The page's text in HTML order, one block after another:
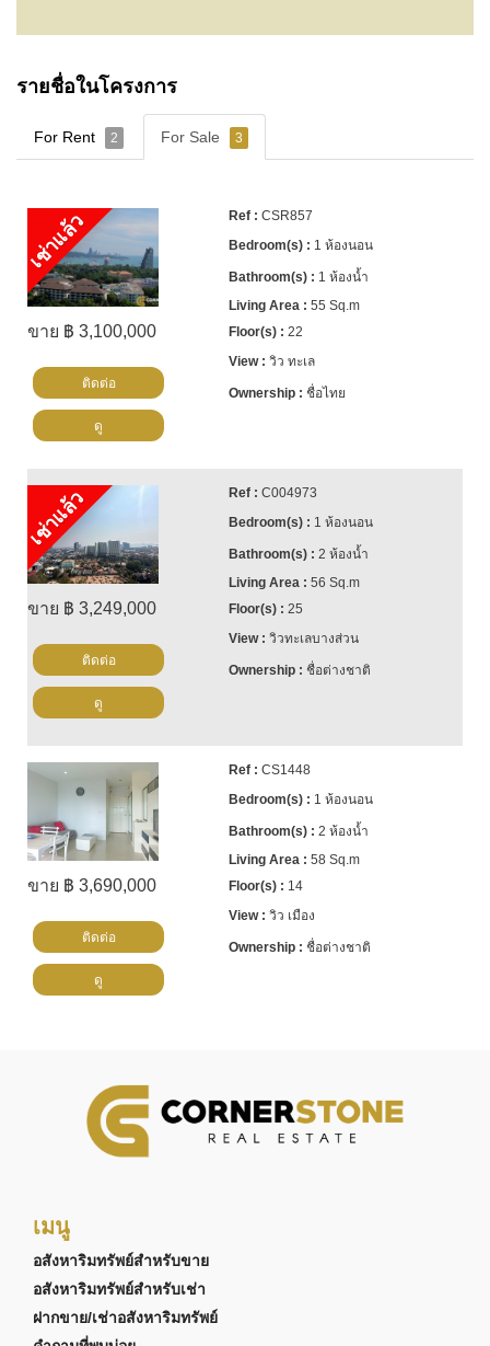
รายชื่อในโครงการ
For Rent 2 For Sale 3
เช่าแล้ว
ขาย ฿ 3,100,000
CSR857
1 ห้องนอน
1 ห้องน้ำ
55 Sq.m
22
วิว ทะเล
ชื่อไทย
ติดต่อ
ดู
เช่าแล้ว
ขาย ฿ 3,249,000
C004973
1 ห้องนอน
2 ห้องน้ำ
56 Sq.m
25
วิวทะเลบางส่วน
ชื่อต่างชาติ
ติดต่อ
ดู
ขาย ฿ 3,690,000
CS1448
1 ห้องนอน
2 ห้องน้ำ
58 Sq.m
14
วิว เมือง
ชื่อต่างชาติ
ติดต่อ
ดู
เมนู
อสังหาริมทรัพย์สำหรับขาย
อสังหาริมทรัพย์สำหรับเช่า
ฝากขาย/เช่าอสังหาริมทรัพย์